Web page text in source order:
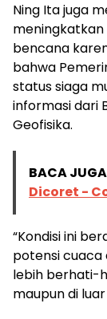
Ning Ita juga
bencana
bahwa
status siaga
informasi dari
Geofisika.
BACA
Dicoret -
“Kondisi ini
potensi cuaca
lebih berhati-
maupun di